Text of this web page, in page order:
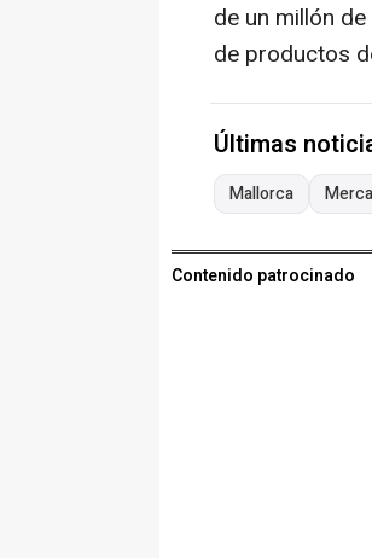
de un millón
de productos
Últimas
Mallorca
Contenido patrocinado